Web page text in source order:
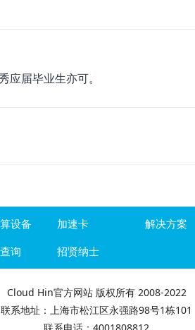
届毕业生亦可。
设备 加速卡
解决方案
询 招贤纳士
Cloud Hin官方网站 版权所有 2008-2022
联系地址：上海市松江区永强路98号1栋101
联系电话：4001808812